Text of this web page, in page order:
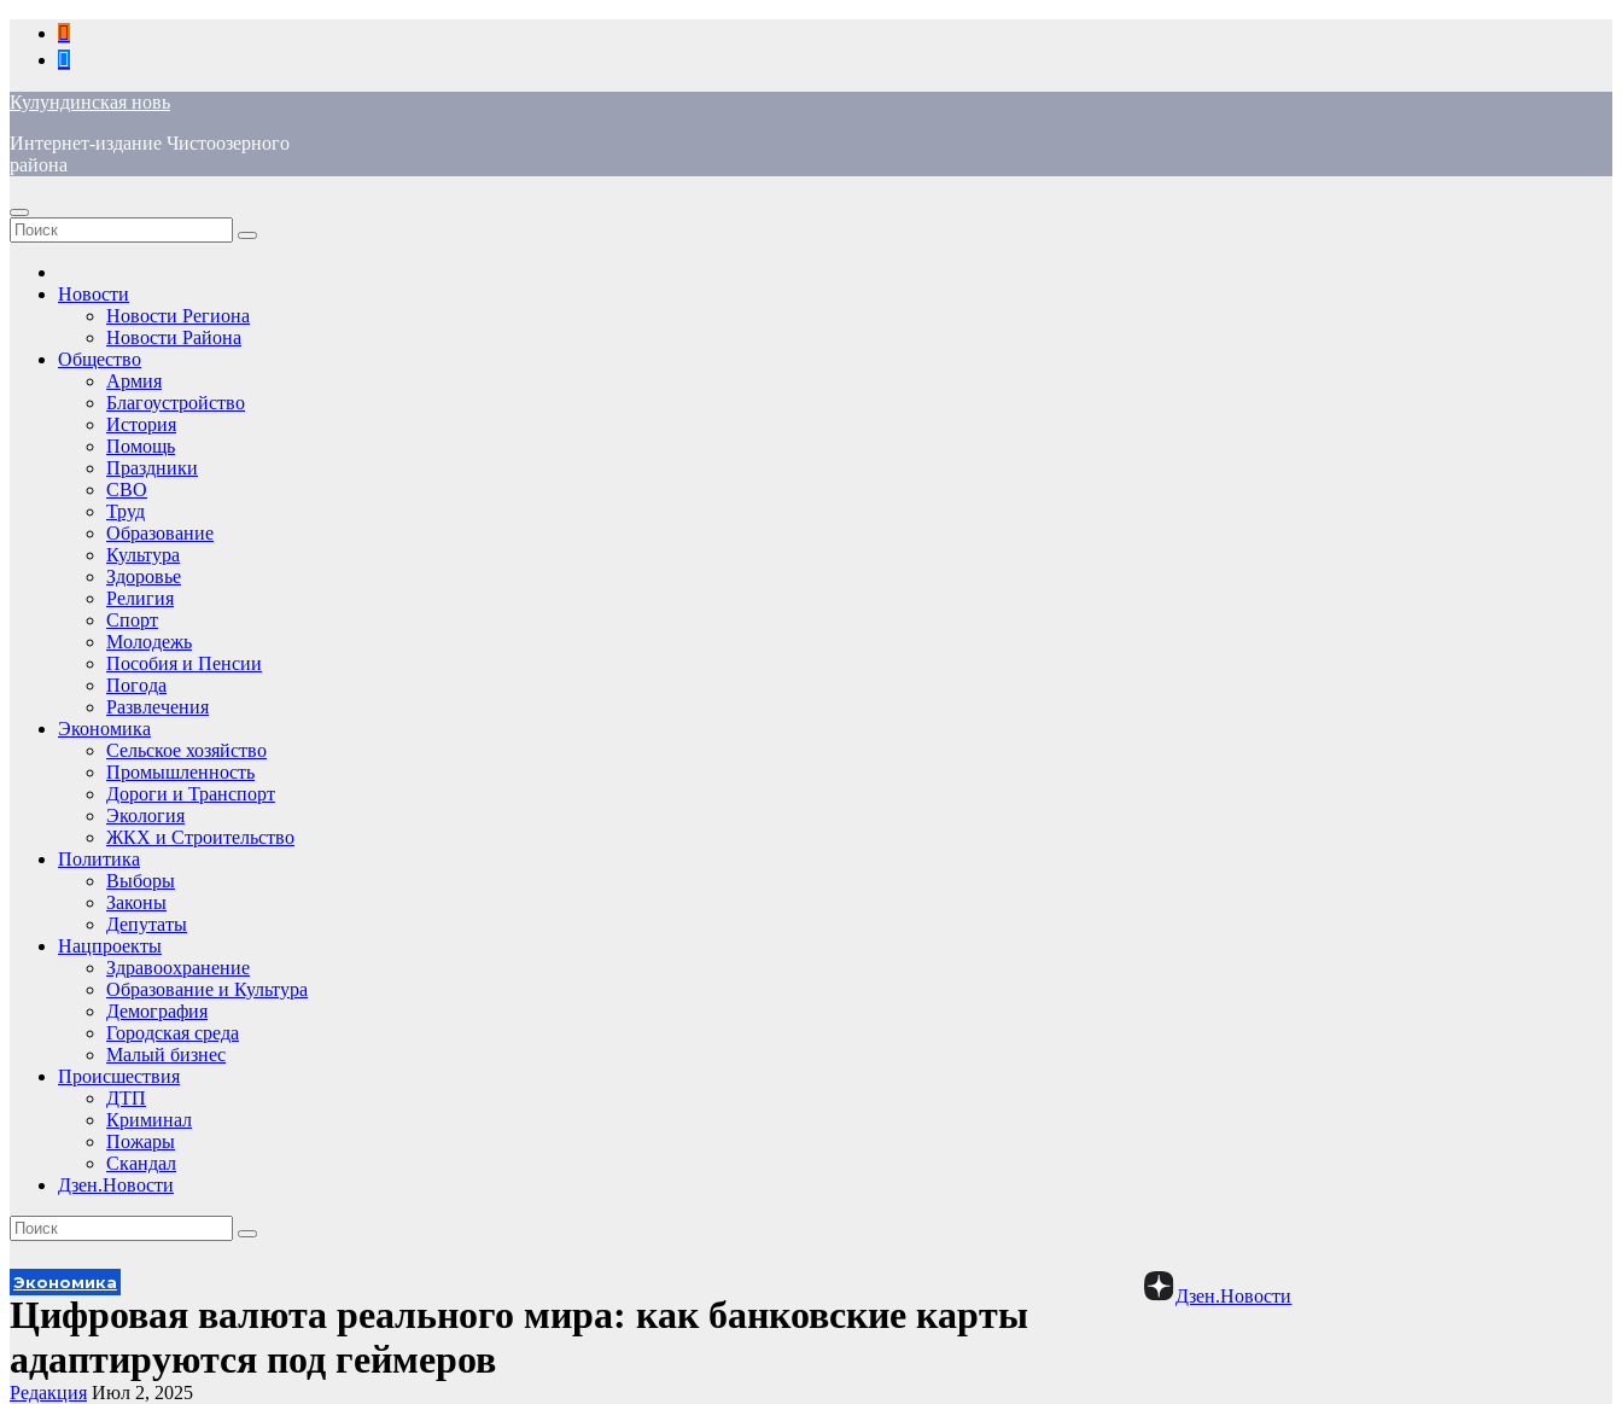
Перейти
содержимому
Кулундинская новь
Интернет-издание Чистоозерного
района
Новости
Новости Региона
Новости Района
Общество
Армия
Благоустройство
История
Помощь
Праздники
СВО
Труд
Образование
Культура
Здоровье
Религия
Спорт
Молодежь
Пособия и Пенсии
Погода
Развлечения
Экономика
Сельское хозяйство
Промышленность
Дороги и Транспорт
Экология
ЖКХ и Строительство
Политика
Выборы
Законы
Депутаты
Нацпроекты
Здравоохранение
Образование и Культура
Демография
Городская среда
Малый бизнес
Происшествия
ДТП
Криминал
Пожары
Скандал
Дзен.Новости
Дзен.Новости
Экономика
Цифровая валюта реального мира: как банковские карты
адаптируются под геймеров
Редакция Июл 2, 2025